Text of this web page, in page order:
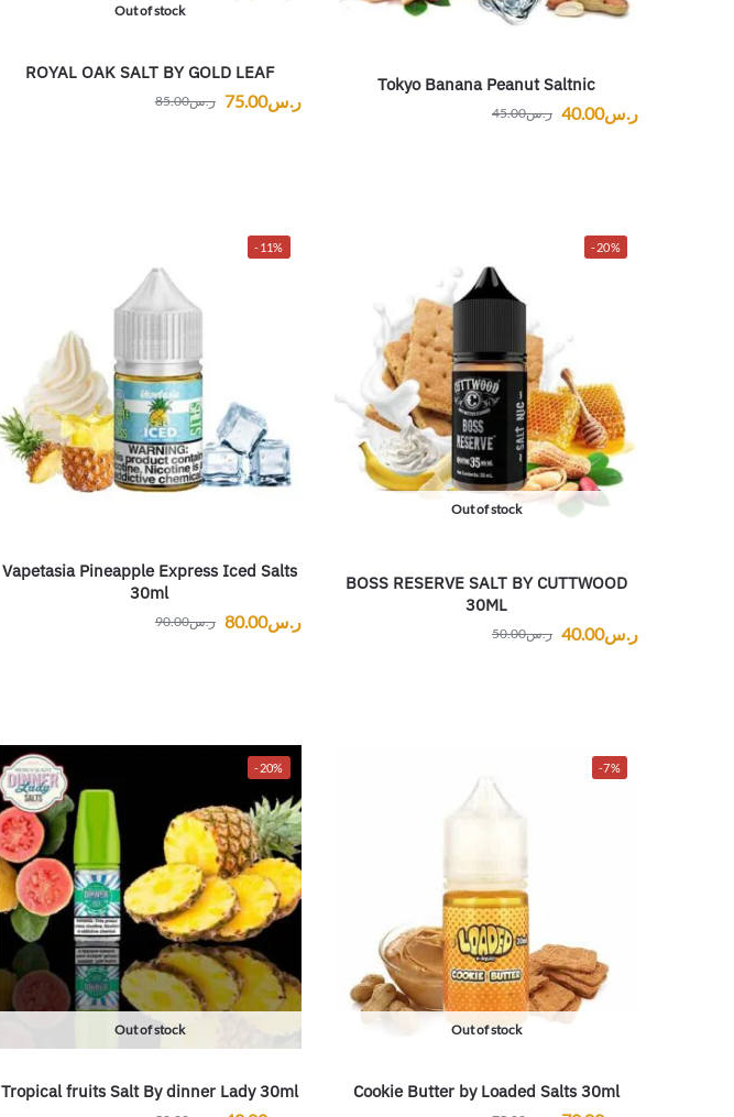
Tokyo Banana Peanut Saltnic
ر.س45.00 ر.س40.00
Out of stock
ROYAL OAK SALT BY GOLD LEAF
ر.س85.00 ر.س75.00
-20%
Out of stock
BOSS RESERVE SALT BY CUTTWOOD
30ML
ر.س50.00 ر.س40.00
-11%
Vapetasia Pineapple Express Iced Salts
30ml
ر.س90.00 ر.س80.00
-7%
Out of stock
Cookie Butter by Loaded Salts 30ml
-20%
Out of stock
Tropical fruits Salt By dinner Lady 30ml